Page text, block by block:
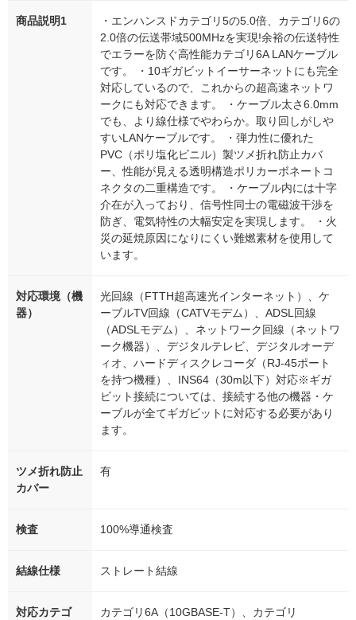
商品説明1
・エンハンスドカテゴリ5の5.0倍、カテゴリ6の
2.0倍の伝送帯域500MHzを実現!余裕の伝送特性
でエラーを防ぐ高性能カテゴリ6A LANケーブル
です。 ・10ギガビットイーサーネットにも完全
対応しているので、これからの超高速ネットワ
ークにも対応できます。 ・ケーブル太さ6.0mm
でも、より線仕様でやわらか。取り回しがしや
すいLANケーブルです。 ・弾力性に優れた
PVC（ポリ塩化ビニル）製ツメ折れ防止カバ
ー、性能が見える透明構造ポリカーボネートコ
ネクタの二重構造です。 ・ケーブル内には十字
介在が入っており、信号性同士の電磁波干渉を
防ぎ、電気特性の大幅安定を実現します。 ・火
災の延焼原因になりにくい難燃素材を使用して
います。
対応環境（機
器）
光回線（FTTH超高速光インターネット）、ケ
ーブルTV回線（CATVモデム）、ADSL回線
（ADSLモデム）、ネットワーク回線（ネットワ
ーク機器）、デジタルテレビ、デジタルオーデ
ィオ、ハードディスクレコーダ（RJ-45ポート
を持つ機種）、INS64（30m以下）対応※ギガ
ビット接続については、接続する他の機器・ケ
ーブルが全てギガビットに対応する必要があり
ます。
ツメ折れ防止
カバー
有
検査 100%導通検査
結線仕様 ストレート結線
対応カテゴ
カテゴリ6A（10GBASE-T）、カテゴリ